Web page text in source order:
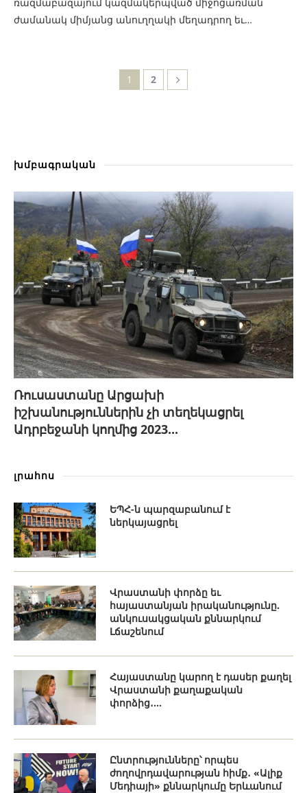
ժամանակ միմյանց անուղղակի մեղադրող եւ…
1 2
խմբագրական
Ռուսաստանը Արցախի
իշխանություններին չի տեղեկացրել
Ադրբեջանի կողմից 2023...
լրահոս
ԵՊՀ-ն պարզաբանում է
ներկայացրել
Վրաստանի փորձը եւ
հայաստանյան իրականությունը.
անկուսակցական քննարկում
Լճաշենում
Հայաստանը կարող է դասեր քաղել
Վրաստանի քաղաքական
փորձից․...
Ընտրությունները՝ որպես
ժողովրդավարության հիմք․ «Ալիք
Մեդիայի» քննարկումը Երևանում